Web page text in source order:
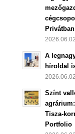
A
híroldal
Színt
Tisza-
Portfolio